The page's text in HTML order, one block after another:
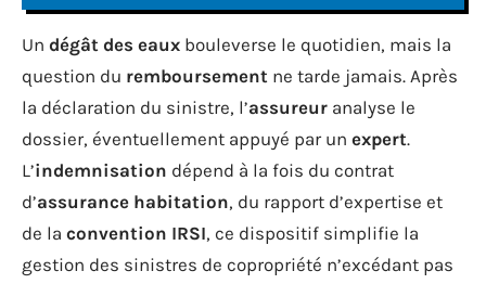
Un dégât des eaux bouleverse le quotidien, mais la
question du remboursement ne tarde jamais. Après
la déclaration du sinistre, l’assureur analyse le
dossier, éventuellement appuyé par un expert.
L’indemnisation dépend à la fois du contrat
d’assurance habitation, du rapport d’expertise et
de la convention IRSI, ce dispositif simplifie la
gestion des sinistres de copropriété n’excédant pas